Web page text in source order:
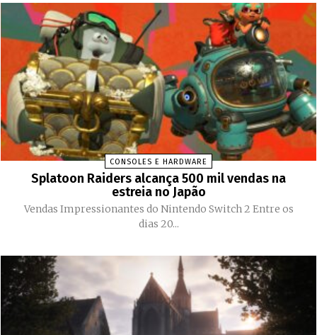
CONSOLES E HARDWARE
Splatoon Raiders alcança 500 mil vendas na
estreia no Japão
Vendas Impressionantes do Nintendo Switch 2 Entre os
dias 20...